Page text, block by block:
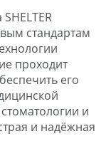
стандартам
проходит
его
и
и надёжная